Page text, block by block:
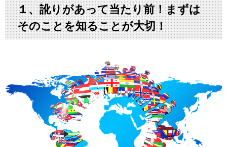
１、訛りがあって当たり前！まずは
そのことを知ることが大切！